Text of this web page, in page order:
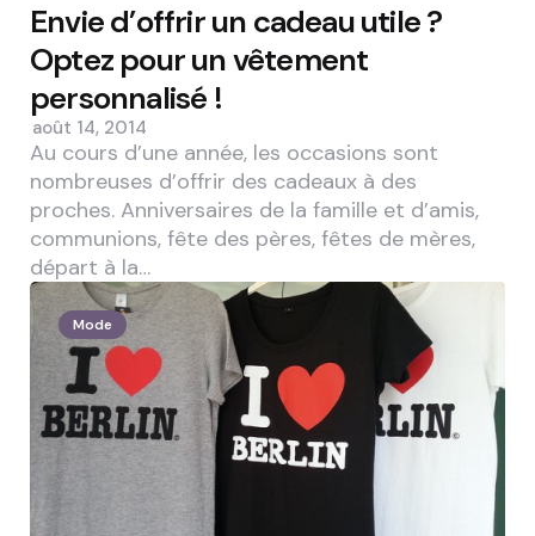
Envie d’offrir un cadeau utile ?
Optez pour un vêtement
personnalisé !
août 14, 2014
Au cours d’une année, les occasions sont
nombreuses d’offrir des cadeaux à des
proches. Anniversaires de la famille et d’amis,
communions, fête des pères, fêtes de mères,
départ à la…
Mode